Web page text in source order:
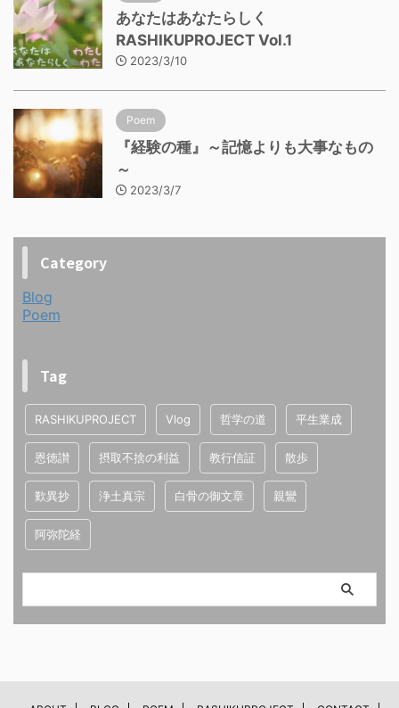
あなたはあなたらしく
RASHIKUPROJECT Vol.1
2023/3/10
Poem
『経験の種』～記憶よりも大事なもの
～
2023/3/7
Category
Blog
Poem
Tag
RASHIKUPROJECT Vlog 哲学の道 平生業成
恩徳讃 摂取不捨の利益 教行信証 散歩
歎異抄 浄土真宗 白骨の御文章 親鸞
阿弥陀経